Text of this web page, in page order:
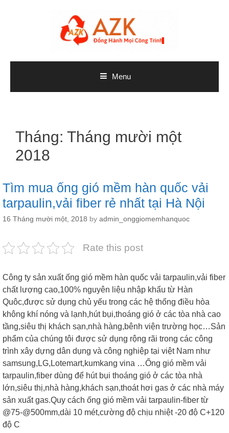
Menu
Tháng: Tháng mười một
2018
Tìm mua ống gió mềm hàn quốc vải
tarpaulin,vải fiber rẻ nhất tại Hà Nội
16 Tháng mười một, 2018 by admin_onggiomemhanquoc
Rate this post
Công ty sản xuất ống gió mềm hàn quốc vải tarpaulin,vải fiber
chất lượng cao,100% nguyên liệu nhập khẩu từ Hàn
Quôc,được sử dụng chủ yếu trong các hệ thống điều hòa
không khí nóng và lạnh,hút bụi,thoáng gió ở các tòa nhà cao
tầng,siêu thị khách sạn,nhà hàng,bênh viện trường học…Sản
phẩm của chúng tôi được sử dụng rộng rãi trong các công
trình xây dựng dân dụng và công nghiệp tại việt Nam như
samsung,LG,Lotemart,kumkang vina …Ống gió mềm vải
tarpaulin,fiber dùng để hút bụi thoáng gió ở các tòa nhà
lớn,siêu thị,nhà hàng,khách sạn,thoát hơi gas ở các nhà máy
sản xuất gas.Quy cách ống gió mềm vải tarpaulin-fiber từ
@75-@500mm,dài 10 mét,cường độ chịu nhiệt -20 độ C+120
độ C